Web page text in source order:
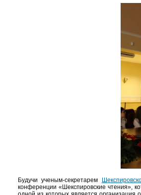
Будучи ученым-секретарем
конференции «Шекспировские чтения»,